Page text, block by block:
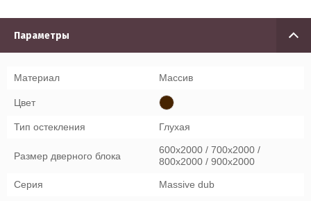
Параметры
Материал Массив
Цвет
Тип остекления Глухая
Размер дверного блока
600x2000 / 700x2000 /
800x2000 / 900x2000
Серия Massive dub